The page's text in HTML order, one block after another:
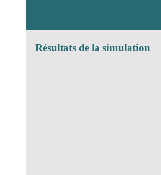
Résultats de la simulation